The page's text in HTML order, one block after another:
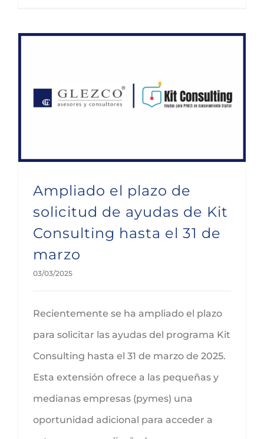
Ampliado el plazo de
solicitud de ayudas de Kit
Consulting hasta el 31 de
marzo
03/03/2025
Recientemente se ha ampliado el plazo
para solicitar las ayudas del programa Kit
Consulting hasta el 31 de marzo de 2025.
Esta extensión ofrece a las pequeñas y
medianas empresas (pymes) una
oportunidad adicional para acceder a